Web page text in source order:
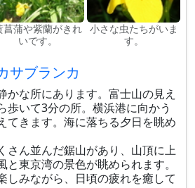
菖蒲や紫蘭がきれ
いです。
小さな虫たちがいま
す。
サブランカ
かな所にあります。富士山の見え
歩いて3分の所。横浜港に向かう
てきます。海に落ちる夕日を眺め
さん並んだ鋸山があり、山頂に上
と東京湾の景色が眺められます。
しみながら、日頃の疲れを癒して